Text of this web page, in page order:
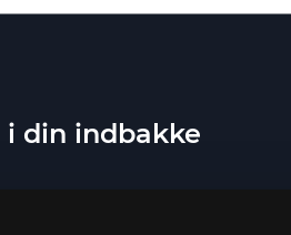
i din indbakke